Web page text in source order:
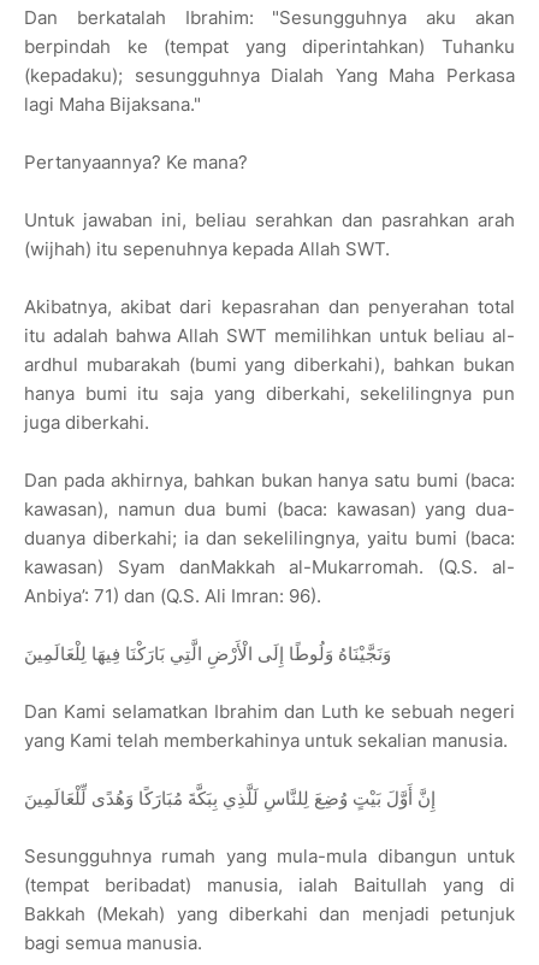
Dan berkatalah Ibrahim: "Sesungguhnya aku akan
berpindah ke (tempat yang diperintahkan) Tuhanku
(kepadaku); sesungguhnya Dialah Yang Maha Perkasa
lagi Maha Bijaksana."
Pertanyaannya? Ke mana?
Untuk jawaban ini, beliau serahkan dan pasrahkan arah
(wijhah) itu sepenuhnya kepada Allah SWT.
Akibatnya, akibat dari kepasrahan dan penyerahan total
itu adalah bahwa Allah SWT memilihkan untuk beliau al-
ardhul mubarakah (bumi yang diberkahi), bahkan bukan
hanya bumi itu saja yang diberkahi, sekelilingnya pun
juga diberkahi.
Dan pada akhirnya, bahkan bukan hanya satu bumi (baca:
kawasan), namun dua bumi (baca: kawasan) yang dua-
duanya diberkahi; ia dan sekelilingnya, yaitu bumi (baca:
kawasan) Syam danMakkah al-Mukarromah. (Q.S. al-
Anbiya’: 71) dan (Q.S. Ali Imran: 96).
وَنَجَّيْنَاهُ وَلُوطًا إِلَى الْأَرْضِ الَّتِي بَارَكْنَا فِيهَا لِلْعَالَمِينَ
Dan Kami seIamatkan Ibrahim dan Luth ke sebuah negeri
yang Kami telah memberkahinya untuk sekalian manusia.
إِنَّ أَوَّلَ بَيْتٍ وُضِعَ لِلنَّاسِ لَلَّذِي بِبَكَّةَ مُبَارَكًا وَهُدًى لِّلْعَالَمِينَ
Sesungguhnya rumah yang mula-mula dibangun untuk
(tempat beribadat) manusia, ialah Baitullah yang di
Bakkah (Mekah) yang diberkahi dan menjadi petunjuk
bagi semua manusia.